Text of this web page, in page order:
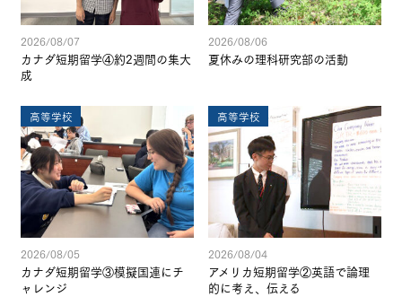
2026/08/07
カナダ短期留学④約2週間の集大
成
2026/08/06
夏休みの理科研究部の活動
高等学校
2026/08/05
カナダ短期留学③模擬国連にチ
ャレンジ
高等学校
2026/08/04
アメリカ短期留学②英語で論理
的に考え、伝える